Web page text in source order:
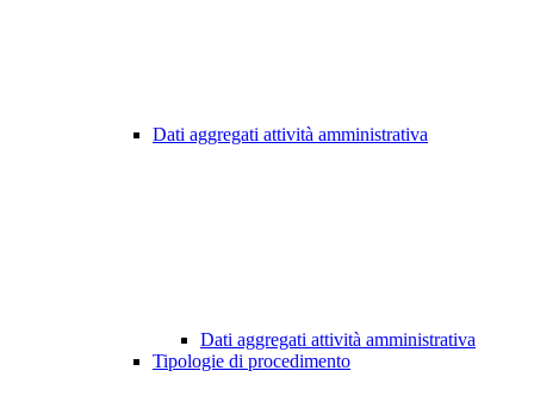
Dati aggregati attività amministrativa
Dati aggregati attività amministrativa
Tipologie di procedimento